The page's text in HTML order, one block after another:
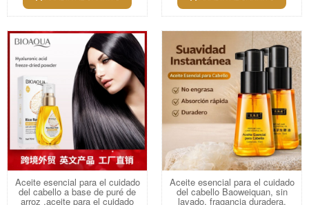
Aceite esencial para el cuidado
del cabello a base de puré de
arroz ,aceite para el cuidado
Aceite esencial para el cuidado
del cabello Baoweiquan, sin
lavado, fragancia duradera,